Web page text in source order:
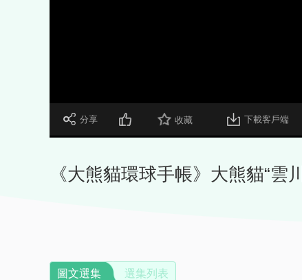
分享 收藏 下載客戶端
《大熊貓環球手帳》大熊貓“雲
圖文選集 選集列表